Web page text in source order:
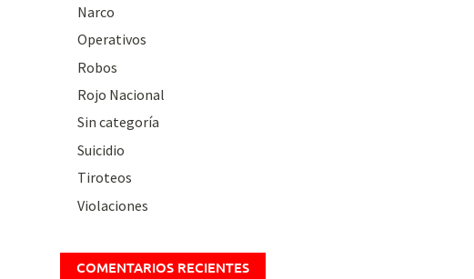
Narco
Operativos
Robos
Rojo Nacional
Sin categoría
Suicidio
Tiroteos
Violaciones
COMENTARIOS RECIENTES